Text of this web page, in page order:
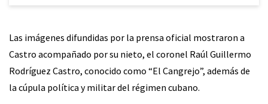
Las imágenes difundidas por la prensa oficial mostraron a
Castro acompañado por su nieto, el coronel Raúl Guillermo
Rodríguez Castro, conocido como “El Cangrejo”, además de
la cúpula política y militar del régimen cubano.